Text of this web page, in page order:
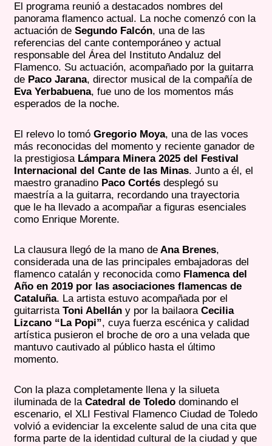
El programa reunió a destacados nombres del
panorama flamenco actual. La noche comenzó con la
actuación deSegundo Falcón, una de las
referencias del cante contemporáneo y actual
responsable del Área del Instituto Andaluz del
Flamenco. Su actuación, acompañado por la guitarra
de Paco Jarana, director musical de la compañía de
Eva Yerbabuena, fue uno de los momentos más
esperados de la noche.
El relevo lo tomóGregorio Moya, una de las voces
más reconocidas del momento y reciente ganador de
la prestigiosaLámpara Minera 2025 del Festival
Internacional del Cante de las Minas. Junto a él, el
maestro granadino Paco Cortés desplegó su
maestría a la guitarra, recordando una trayectoria
que le ha llevado a acompañar a figuras esenciales
como Enrique Morente.
La clausura llegó de la mano de Ana Brenes,
considerada una de las principales embajadoras del
flamenco catalán y reconocida como Flamenca del
Año en 2019 por las asociaciones flamencas de
Cataluña. La artista estuvo acompañada por el
guitarristaToni Abellán y por la bailaoraCecilia
Lizcano “La Popi”, cuya fuerza escénica y calidad
artística pusieron el broche de oro a una velada que
mantuvo cautivado al público hasta el último
momento.
Con la plaza completamente llena y la silueta
iluminada de laCatedral de Toledo dominando el
escenario, el XLI Festival Flamenco Ciudad de Toledo
volvió a evidenciar la excelente salud de una cita que
forma parte de la identidad cultural de la ciudad y que